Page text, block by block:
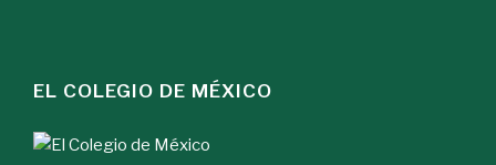
EL COLEGIO DE MÉXICO